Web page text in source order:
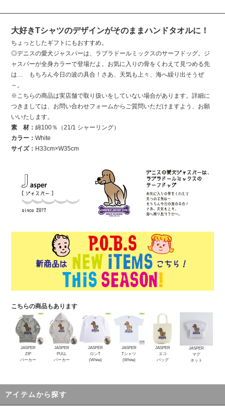
大好きTシャツのデザインがそのままハンドタオルに！
ちょっとしたギフトにもおすすめ。
◎デニスの愛犬ジャスパーは、ラブラドールミックスのサーフドッグ。ジ
ャスパーが全身カラーで登場だよ。お気に入りの骨をくわえて見つめる先
は… もちろん今日の波の具合！さあ、天気も上々、海へ繰り出そうぜ
～。
※こちらの商品は実店舗で取り扱いをしていない場合があります。詳細に
つきましては、お問い合わせフォームからご質問いただけますよう、お願
いいたします。
素 材：綿100％（21/1 シャーリング）
カラー：White
サイズ： H33cm×W35cm
こちらの商品もあります
JASPER
ZIP
パーカー
JASPER
PULL
パーカー
JASPER
ロンT
(White)
JASPER
Tシャツ
(White)
JASPER
エコ
バッグ
JASPER
マグ
ネット
アイテムから探す